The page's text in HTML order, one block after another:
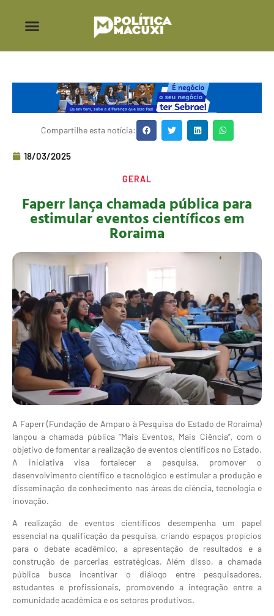
Compartilhe esta notícia:
18/03/2025
GERAL
Faperr lança chamada pública para
estimular eventos científicos em
Roraima
A Faperr (Fundação de Amparo à Pesquisa do Estado de Roraima)
lançou a chamada pública “Mais Eventos, Mais Ciência”, com o
objetivo de fomentar a realização de eventos científicos no Estado.
A iniciativa visa fortalecer a pesquisa, promover o
desenvolvimento científico e tecnológico e estimular a produção e
disseminação de conhecimento nas áreas de ciência, tecnologia e
inovação.
A realização de eventos científicos desempenha um papel
essencial na qualificação da pesquisa, criando espaços propícios
para o debate acadêmico, a apresentação de resultados e a
construção de parcerias estratégicas. Além disso, a chamada
pública busca incentivar o diálogo entre pesquisadores,
estudantes e profissionais, promovendo a integração entre a
comunidade acadêmica e os setores produtivos.